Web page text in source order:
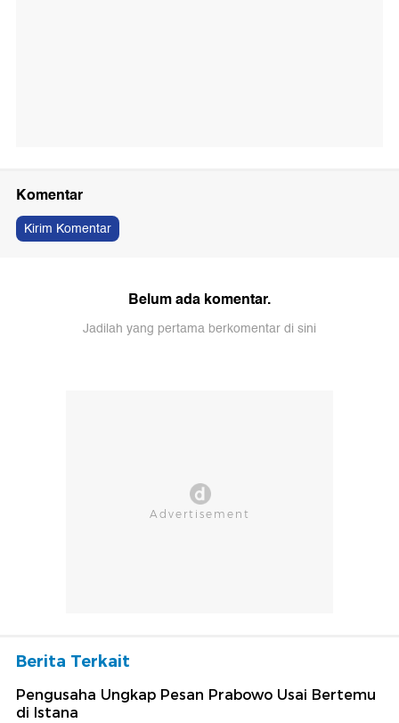
Komentar
Kirim Komentar
Belum ada komentar.
Jadilah yang pertama berkomentar di sini
Berita Terkait
Pengusaha Ungkap Pesan Prabowo Usai Bertemu
di Istana